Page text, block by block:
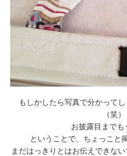
もしかしたら写真で分かって
（笑）
お披露目まで
ということで、ちょっこと
まだはっきりとはお伝えできな